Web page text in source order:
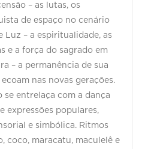
– as lutas, os
de espaço no cenário
– a espiritualidade, as
e a força do sagrado em
– a permanência de sua
nas novas gerações.
se entrelaça com a dança
expressões populares,
e simbólica. Ritmos
coco, maracatu, maculelê e